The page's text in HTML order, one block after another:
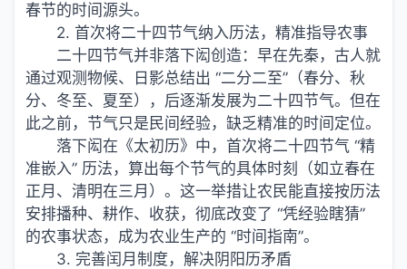
春节的时间源头。
2. 首次将二十四节气纳入历法，精准指导农事
二十四节气并非落下闳创造：早在先秦，古人就
通过观测物候、日影总结出 “二分二至”（春分、秋
分、冬至、夏至），后逐渐发展为二十四节气。但在
此之前，节气只是民间经验，缺乏精准的时间定位。
落下闳在《太初历》中，首次将二十四节气 “精
准嵌入” 历法，算出每个节气的具体时刻（如立春在
正月、清明在三月）。这一举措让农民能直接按历法
安排播种、耕作、收获，彻底改变了 “凭经验瞎猜”
的农事状态，成为农业生产的 “时间指南”。
3. 完善闰月制度，解决阴阳历矛盾